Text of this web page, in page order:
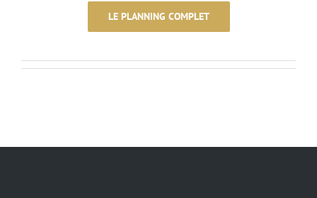
LE PLANNING COMPLET